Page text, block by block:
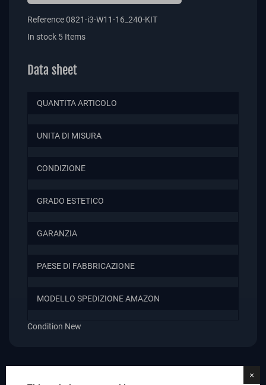
×
Reference0821-i3-W11-16_240-KIT
In stock 5 Items
Data sheet
QUANTITA ARTICOLO
UNITA DI MISURA
CONDIZIONE
GRADO ESTETICO
GARANZIA
PAESE DI FABBRICAZIONE
MODELLO SPEDIZIONE AMAZON
Condition New
Scopri i prodotti correlati